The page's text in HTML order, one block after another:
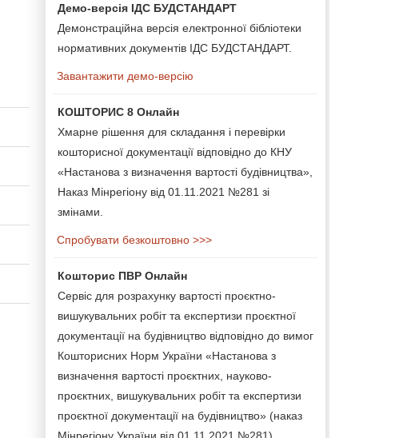
Демо-версія ІДС БУДСТАНДАРТ
Демонстраційна версія електронної бібліотеки
нормативних документів ІДС БУДСТАНДАРТ.
Завантажити демо-версію
КОШТОРИС 8 Онлайн
Хмарне рішення для складання і перевірки
кошторисної документації відповідно до КНУ
«Настанова з визначення вартості будівництва»,
Наказ Мінрегіону від 01.11.2021 №281 зі
змінами.
Спробувати безкоштовно >>>
Кошторис ПВР Онлайн
Сервіс для розрахунку вартості проєктно-
вишукувальних робіт та експертизи проєктної
документації на будівництво відповідно до вимог
Кошторисних Норм України «Настанова з
визначення вартості проєктних, науково-
проєктних, вишукувальних робіт та експертизи
проєктної документації на будівництво» (наказ
Мінрегіону України від 01.11.2021 №281).